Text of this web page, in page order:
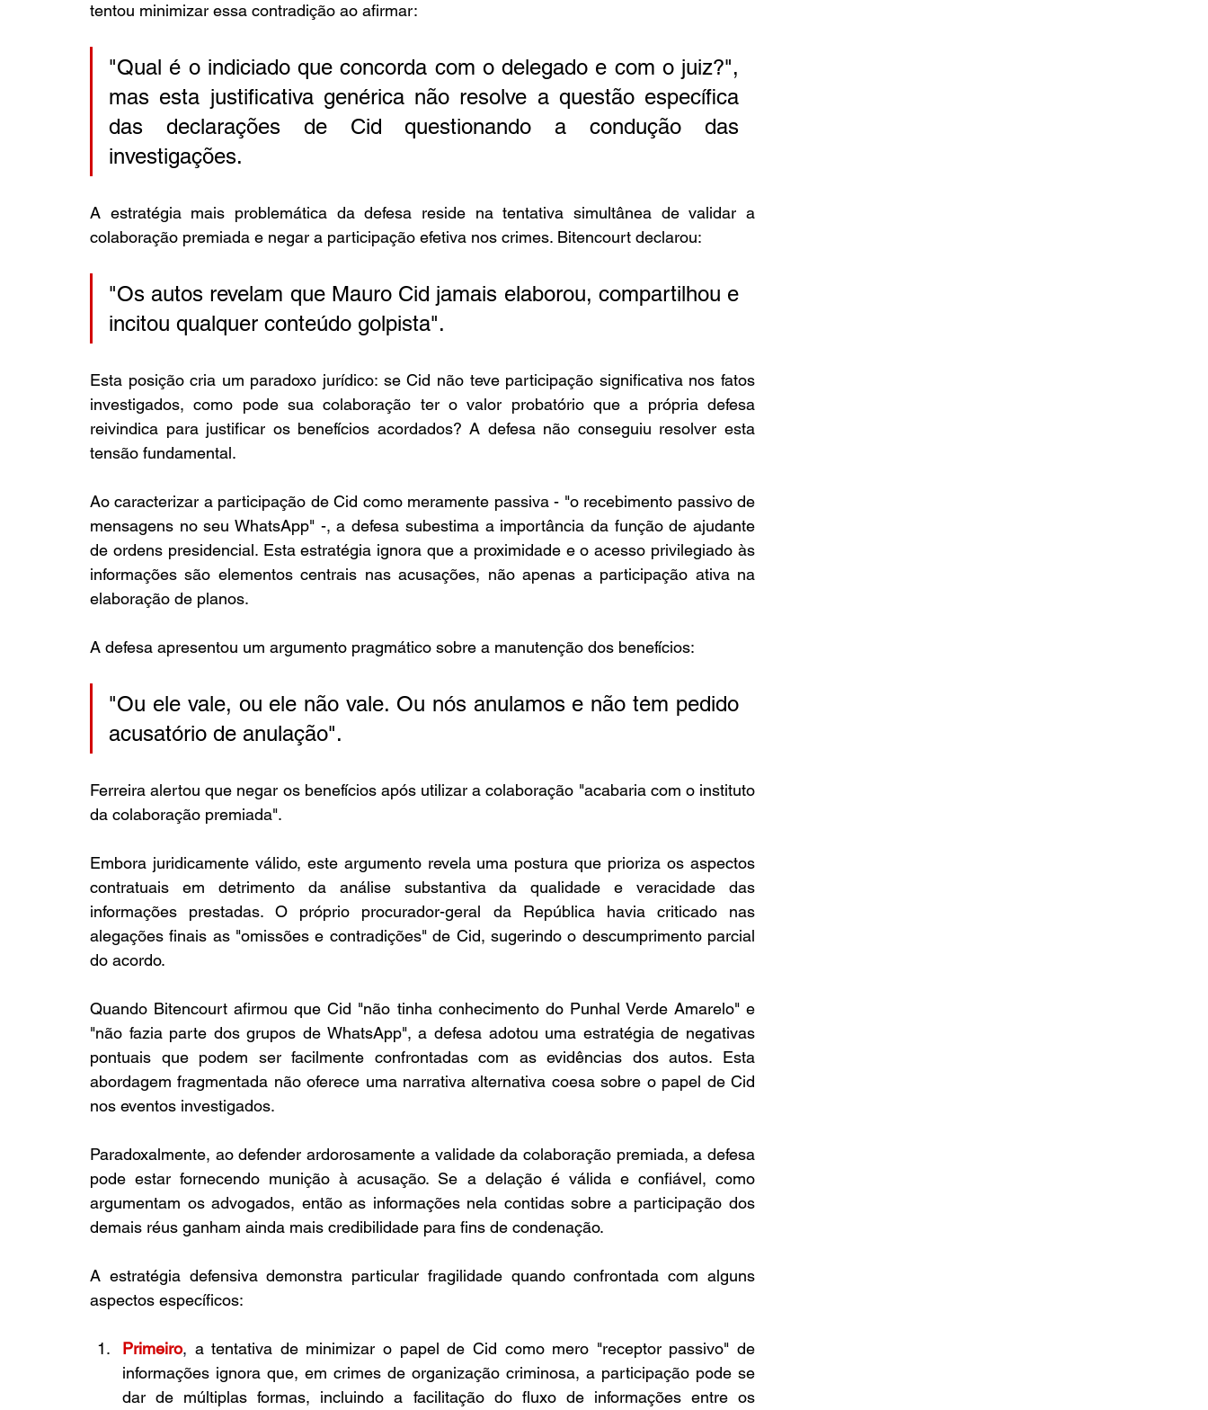
tentou minimizar essa contradição ao afirmar:
"Qual é o indiciado que concorda com o delegado e com o juiz?",
mas esta justificativa genérica não resolve a questão específica
das declarações de Cid questionando a condução das
investigações.
A estratégia mais problemática da defesa reside na tentativa simultânea de validar a
colaboração premiada e negar a participação efetiva nos crimes. Bitencourt declarou:
"Os autos revelam que Mauro Cid jamais elaborou, compartilhou e
incitou qualquer conteúdo golpista".
Esta posição cria um paradoxo jurídico: se Cid não teve participação significativa nos fatos
investigados, como pode sua colaboração ter o valor probatório que a própria defesa
reivindica para justificar os benefícios acordados? A defesa não conseguiu resolver esta
tensão fundamental.
Ao caracterizar a participação de Cid como meramente passiva - "o recebimento passivo de
mensagens no seu WhatsApp" -, a defesa subestima a importância da função de ajudante
de ordens presidencial. Esta estratégia ignora que a proximidade e o acesso privilegiado às
informações são elementos centrais nas acusações, não apenas a participação ativa na
elaboração de planos.
A defesa apresentou um argumento pragmático sobre a manutenção dos benefícios:
"Ou ele vale, ou ele não vale. Ou nós anulamos e não tem pedido
acusatório de anulação".
Ferreira alertou que negar os benefícios após utilizar a colaboração "acabaria com o instituto
da colaboração premiada".
Embora juridicamente válido, este argumento revela uma postura que prioriza os aspectos
contratuais em detrimento da análise substantiva da qualidade e veracidade das
informações prestadas. O próprio procurador-geral da República havia criticado nas
alegações finais as "omissões e contradições" de Cid, sugerindo o descumprimento parcial
do acordo.
Quando Bitencourt afirmou que Cid "não tinha conhecimento do Punhal Verde Amarelo" e
"não fazia parte dos grupos de WhatsApp", a defesa adotou uma estratégia de negativas
pontuais que podem ser facilmente confrontadas com as evidências dos autos. Esta
abordagem fragmentada não oferece uma narrativa alternativa coesa sobre o papel de Cid
nos eventos investigados.
Paradoxalmente, ao defender ardorosamente a validade da colaboração premiada, a defesa
pode estar fornecendo munição à acusação. Se a delação é válida e confiável, como
argumentam os advogados, então as informações nela contidas sobre a participação dos
demais réus ganham ainda mais credibilidade para fins de condenação.
A estratégia defensiva demonstra particular fragilidade quando confrontada com alguns
aspectos específicos:
Primeiro, a tentativa de minimizar o papel de Cid como mero "receptor passivo" de
informações ignora que, em crimes de organização criminosa, a participação pode se
dar de múltiplas formas, incluindo a facilitação do fluxo de informações entre os